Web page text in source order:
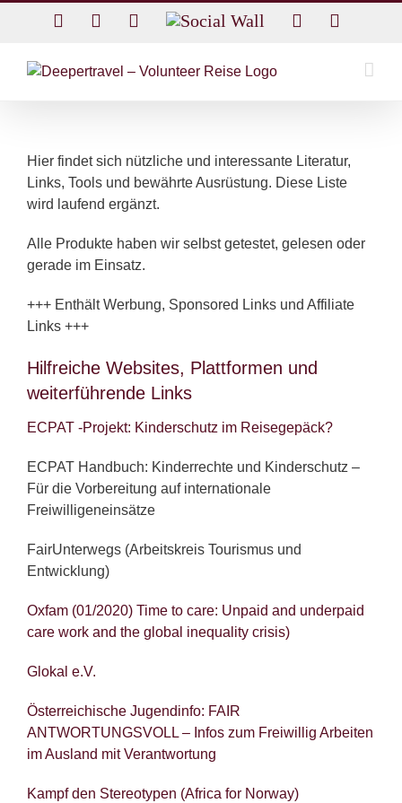
Facebook
Twitter Instagram
Social
Hier findet sich nützliche und interessante Literatur,
Links, Tools und bewährte Ausrüstung. Diese Liste
wird laufend ergänzt.
Alle Produkte haben wir selbst getestet, gelesen oder
gerade im Einsatz.
+++ Enthält Werbung, Sponsored Links und Affiliate
Links +++
Hilfreiche Websites, Plattformen und
weiterführende Links
ECPAT -Projekt: Kinderschutz im Reisegepäck?
ECPAT Handbuch: Kinderrechte und Kinderschutz –
Für die Vorbereitung auf internationale
Freiwilligeneinsätze
FairUnterwegs (Arbeitskreis Tourismus und
Entwicklung)
Oxfam (01/2020) Time to care: Unpaid and underpaid
care work and the global inequality crisis)
Glokal e.V.
Österreichische Jugendinfo: FAIR
ANTWORTUNGSVOLL – Infos zum Freiwillig Arbeiten
im Ausland mit Verantwortung
Kampf den Stereotypen (Africa for Norway)